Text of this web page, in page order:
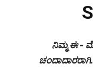
ನಿಮ್ಮ ಈ -